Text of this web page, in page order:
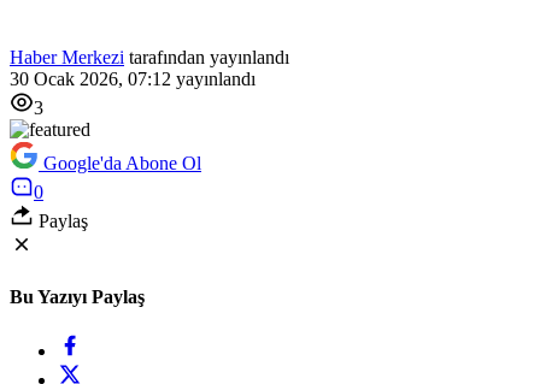
Haber Merkezi tarafından yayınlandı
30 Ocak 2026, 07:12 yayınlandı
3
Google'da Abone Ol
0
Paylaş
Bu Yazıyı Paylaş